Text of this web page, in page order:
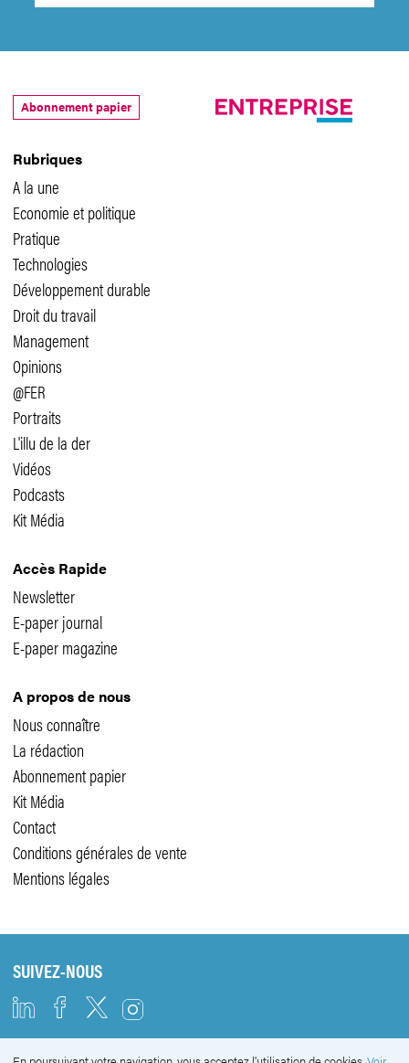
Rubriques
A la une
Economie et politique
Pratique
Technologies
Développement durable
Droit du travail
Management
Opinions
@FER
Portraits
L'illu de la der
Vidéos
Podcasts
Kit Média
Accès Rapide
Newsletter
E-paper journal
E-paper magazine
A propos de nous
Nous connaître
La rédaction
Abonnement papier
Kit Média
Contact
Conditions générales de vente
Mentions légales
Abonnement papier
SUIVEZ-NOUS